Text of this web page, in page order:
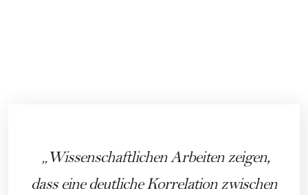
Wissenschaftlichen Arbeiten zeigen,
dass eine deutliche Korrelation zwischen